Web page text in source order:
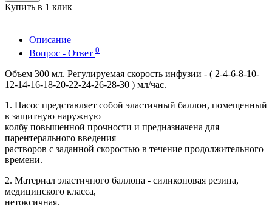
Купить в 1 клик
Описание
Вопрос - Ответ 0
Объем 300 мл. Регулируемая скорость инфузии - ( 2-4-6-8-10-
12-14-16-18-20-22-24-26-28-30 ) мл/час.
1. Насос представляет собой эластичный баллон, помещенный
в защитную наружную
колбу повышенной прочности и предназначена для
парентерального введения
растворов с заданной скоростью в течение продолжительного
времени.
2. Материал эластичного баллона - силиконовая резина,
медицинского класса,
нетоксичная.